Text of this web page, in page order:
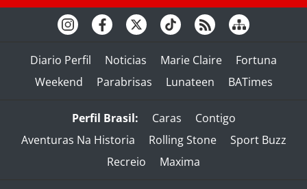
Diario Perfil Noticias Marie Claire
Fortuna
Weekend
Parabrisas Lunateen BATimes
Perfil Brasil: Caras
Contigo
Aventuras Na Historia
Rolling Stone
Sport Buzz
Recreio
Maxima